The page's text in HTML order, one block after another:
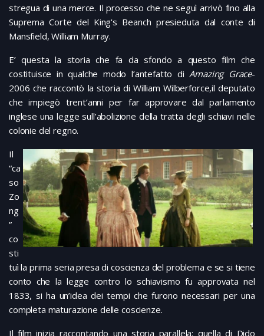
stregua di una merce. Il processo che ne seguì arrivò fino alla
Suprema Corte del King's Beanch presieduta dal conte di
Mansfield, William Murray.
E’ questa la storia che fa da sfondo a questo film che
costituisce in qualche modo l’antefatto diAmazing Grace-
2006 che raccontò la storia di William Wilberforce,il deputato
che impiegò trent’anni per far approvare dal parlamento
inglese una legge sull’abolizione della tratta degli schiavi nelle
colonie del regno.
Il
“ca
so
Zo
ng
”
co
sti
tuì la prima seria presa di coscienza del problema e se si tiene
conto che la legge contro lo schiavismo fu approvata nel
1833, si ha un’idea dei tempi che furono necessari per una
completa maturazione delle coscienze.
Il film inizia raccontando una storia parallela: quella di Dido